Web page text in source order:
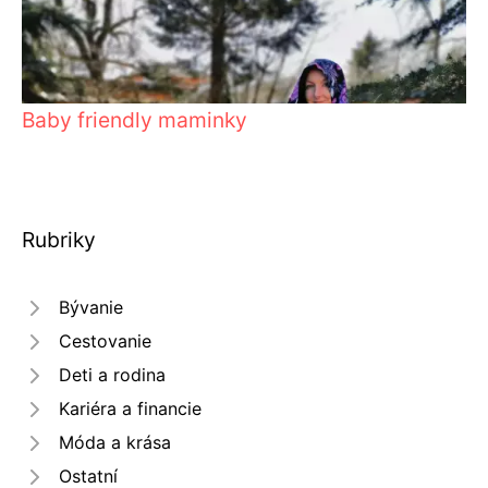
Baby friendly maminky
Rubriky
Bývanie
Cestovanie
Deti a rodina
Kariéra a financie
Móda a krása
Ostatní